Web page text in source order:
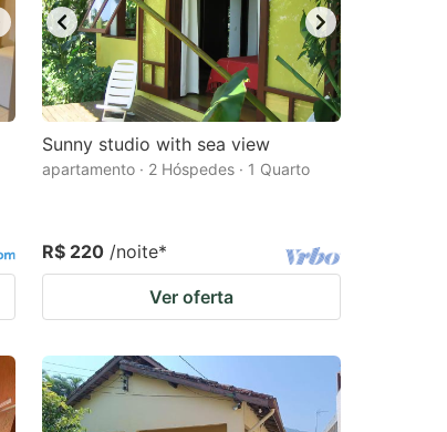
Sunny studio with sea view
apartamento · 2 Hóspedes · 1 Quarto
R$ 220 /noite*
Ver oferta